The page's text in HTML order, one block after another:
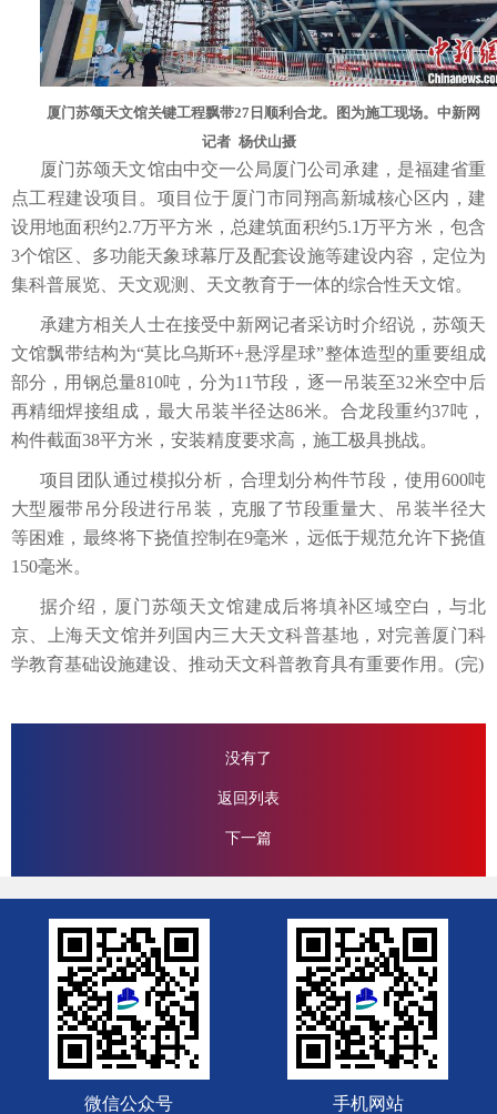
厦门苏颂天文馆关键工程飘带27日顺利合龙。图为施工现场。中新网
记者 杨伏山摄
厦门苏颂天文馆由中交一公局厦门公司承建，是福建省重
点工程建设项目。项目位于厦门市同翔高新城核心区内，建
设用地面积约2.7万平方米，总建筑面积约5.1万平方米，包含
3个馆区、多功能天象球幕厅及配套设施等建设内容，定位为
集科普展览、天文观测、天文教育于一体的综合性天文馆。
承建方相关人士在接受中新网记者采访时介绍说，苏颂天
文馆飘带结构为“莫比乌斯环+悬浮星球”整体造型的重要组成
部分，用钢总量810吨，分为11节段，逐一吊装至32米空中后
再精细焊接组成，最大吊装半径达86米。合龙段重约37吨，
构件截面38平方米，安装精度要求高，施工极具挑战。
项目团队通过模拟分析，合理划分构件节段，使用600吨
大型履带吊分段进行吊装，克服了节段重量大、吊装半径大
等困难，最终将下挠值控制在9毫米，远低于规范允许下挠值
150毫米。
据介绍，厦门苏颂天文馆建成后将填补区域空白，与北
京、上海天文馆并列国内三大天文科普基地，对完善厦门科
学教育基础设施建设、推动天文科普教育具有重要作用。(完)
没有了
返回列表
下一篇
微信公众号 手机网站